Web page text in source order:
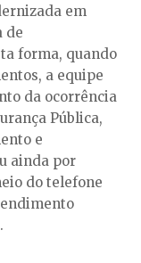
em
de
forma, quando
a equipe
da ocorrência
Pública,
e
ainda por
do telefone